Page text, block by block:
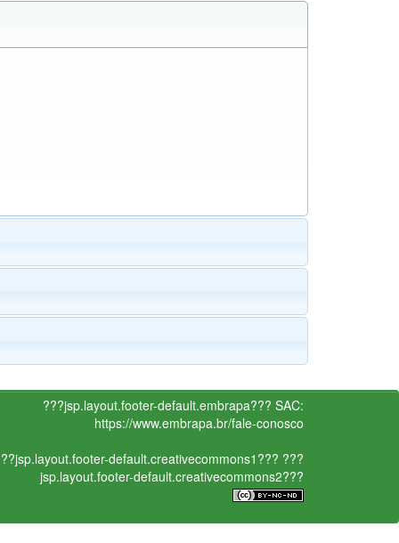
???jsp.layout.footer-default.embrapa??? SAC:
https://www.embrapa.br/fale-conosco
default.creativecommons1??? ???
jsp.layout.footer-default.creativecommons2???